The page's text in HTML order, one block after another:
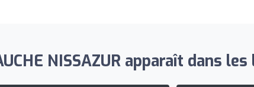
NISSAZUR apparaît dans